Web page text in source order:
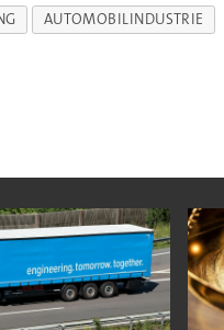
AUTOMOBILINDUSTRIE